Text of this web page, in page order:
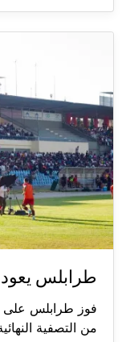
طرابلس يعود
من التصفية